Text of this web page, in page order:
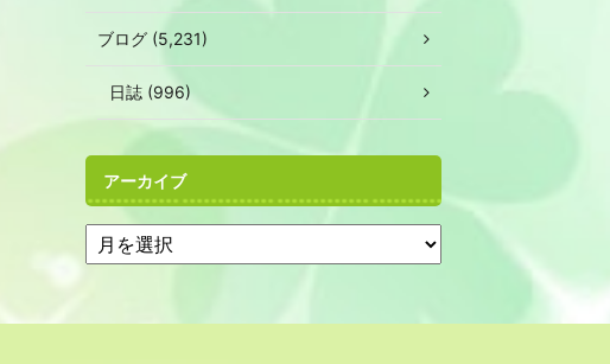
ブログ (5,231)
日誌 (996)
アーカイブ